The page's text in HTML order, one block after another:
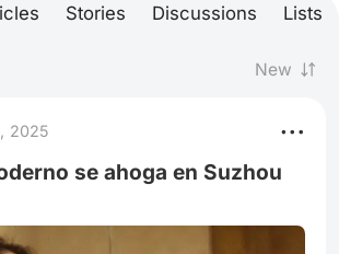
Stories Discussions Lists
New
2025
se ahoga en Suzhou